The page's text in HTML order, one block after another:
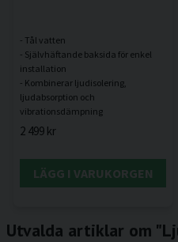
- Tål vatten
- Självhäftande baksida för enkel
installation
- Kombinerar ljudisolering,
ljudabsorption och
2 499 kr
LÄGG I VARUKORGEN
Utvalda artiklar om